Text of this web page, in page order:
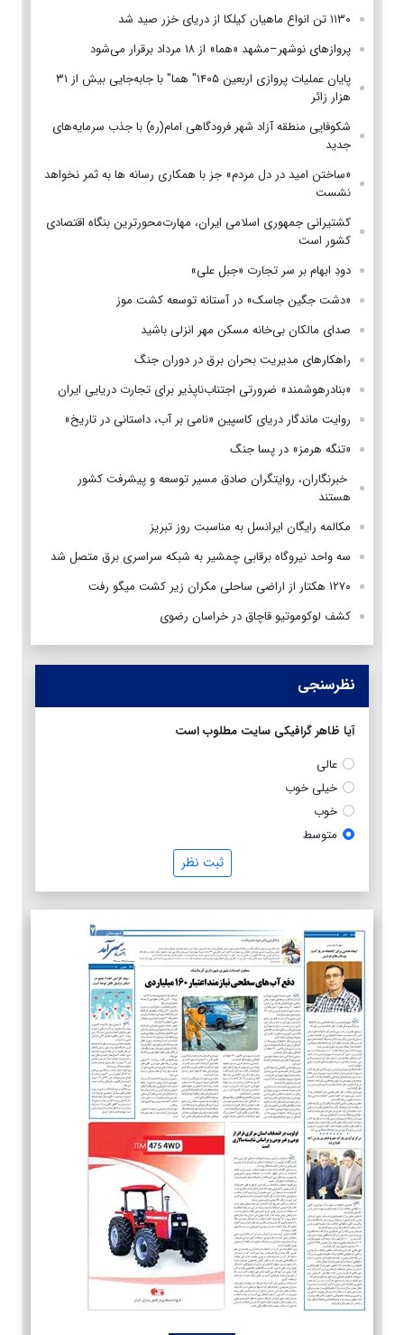
۱۱۳۰ تن انواع ماهیان کیلکا از دریای خزر صید شد
پروازهای نوشهر–مشهد «هما» از ۱۸ مرداد برقرار می‌شود
پایان عملیات پروازی اربعین ۱۴۰۵" هما" با جابه‌جایی بیش از ۳۱
هزار زائر
شکوفایی منطقه آزاد شهر فرودگاهی امام(ره) با جذب سرمایه‌های
جدید
«ساختن امید در دل مردم» جز با همکاری رسانه ها به ثمر نخواهد
نشست
کشتیرانی جمهوری اسلامی ایران، مهارت‌محورترین بنگاه اقتصادی
کشور است
دودِ ابهام بر سر تجارت «جبل علی»
«دشت جگین جاسک» در آستانه توسعه کشت موز
صدای مالکان بی‌خانه مسکن مهر انزلی باشید
راهکارهای مدیریت بحران برق در دوران جنگ
«بنادرهوشمند» ضرورتی اجتناب‌ناپذیر برای تجارت دریایی ایران
روایت ماندگار دریای کاسپین «نامی بر آب، داستانی در تاریخ»
«تنگه هرمز» در پسا جنگ
‌ خبرنگاران، روایتگران صادق مسیر توسعه و پیشرفت کشور
هستند
مکالمه رایگان ایرانسل به مناسبت روز تبریز
سه واحد نیروگاه برقابی چمشیر به شبکه سراسری برق متصل شد
۱۲۷۰ هکتار از اراضی ساحلی مکران زیر کشت میگو رفت
کشف لوکوموتیو قاچاق در خراسان رضوی
نظرسنجی
آیا ظاهر گرافیکی سایت مطلوب است
عالی
خیلی خوب
خوب
متوسط
ثبت نظر